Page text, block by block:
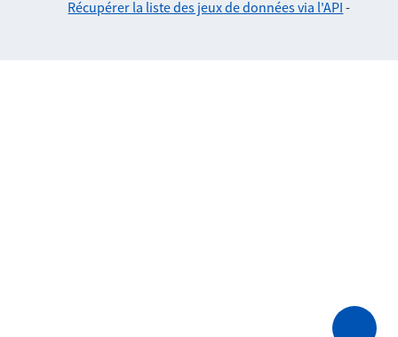
Récupérer la liste des jeux de données via l'API -